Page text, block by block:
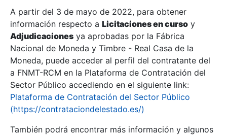
Mostrar/Ocultar
A partir del 3 de mayo de 2022, para obtener
información respecto a Licitaciones en curso y
Adjudicaciones ya aprobadas por la Fábrica
Nacional de Moneda y Timbre - Real Casa de la
Moneda, puede acceder al perfil del contratante del
a FNMT-RCM en la Plataforma de Contratación del
Sector Público accediendo en el siguiente link:
Plataforma de Contratación del Sector Público
(https://contrataciondelestado.es/)
También podrá encontrar más información y algunos